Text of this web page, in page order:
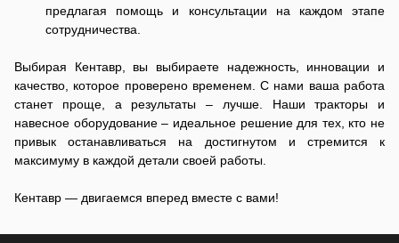
предлагая помощь и консультации на каждом этапе
сотрудничества.
Выбирая Кентавр, вы выбираете надежность, инновации и
качество, которое проверено временем. С нами ваша работа
станет проще, а результаты – лучше. Наши тракторы и
навесное оборудование – идеальное решение для тех, кто не
привык останавливаться на достигнутом и стремится к
максимуму в каждой детали своей работы.
Кентавр — двигаемся вперед вместе с вами!